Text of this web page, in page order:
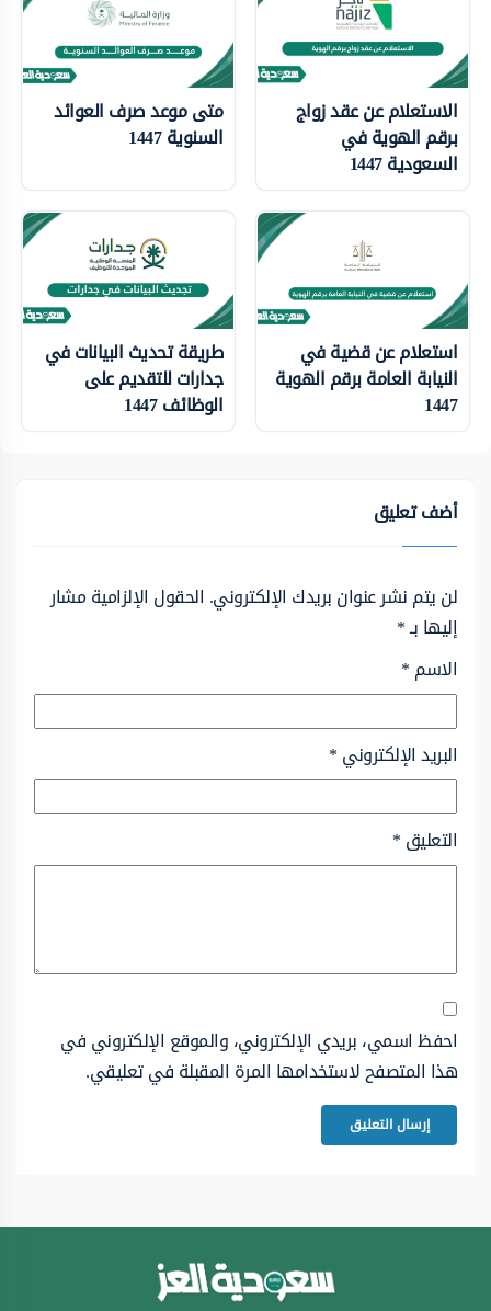
الاستعلام عن عقد زواج
برقم الهوية في
السعودية 1447
متى موعد صرف العوائد
السنوية 1447
استعلام عن قضية في
النيابة العامة برقم الهوية
1447
طريقة تحديث البيانات في
جدارات للتقديم على
الوظائف 1447
أضف تعليق
لن يتم نشر عنوان بريدك الإلكتروني. الحقول الإلزامية مشار
إليها بـ*
الاسم*
البريد الإلكتروني*
التعليق*
احفظ اسمي، بريدي الإلكتروني، والموقع الإلكتروني في
هذا المتصفح لاستخدامها المرة المقبلة في تعليقي.